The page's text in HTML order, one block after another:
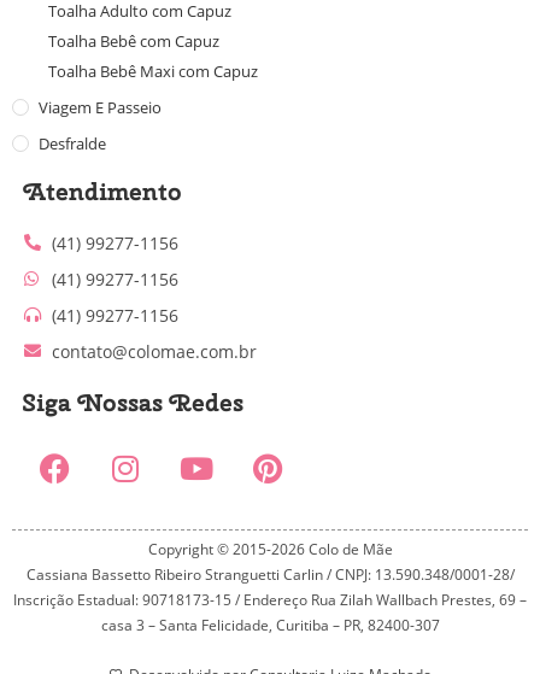
Toalha Adulto com Capuz
Toalha Bebê com Capuz
Toalha Bebê Maxi com Capuz
Viagem E Passeio
Desfralde
Atendimento
(41) 99277-1156
(41) 99277-1156
(41) 99277-1156
contato@colomae.com.br
Siga Nossas Redes
Copyright © 2015-2026 Colo de Mãe
Cassiana Bassetto Ribeiro Stranguetti Carlin / CNPJ: 13.590.348/0001-28/
Inscrição Estadual: 90718173-15 / Endereço Rua Zilah Wallbach Prestes, 69 –
casa 3 – Santa Felicidade, Curitiba – PR, 82400-307